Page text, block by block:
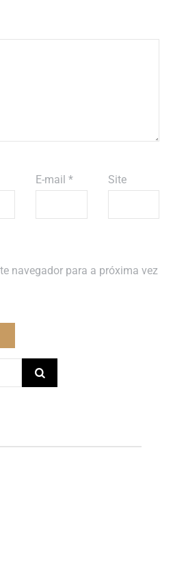
E-mail * Site
navegador para a próxima vez